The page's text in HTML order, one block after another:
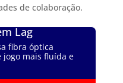
de colaboração.
Lag
fibra óptica
jogo mais fluída e